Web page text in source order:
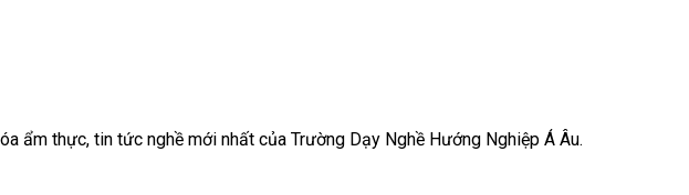
ẩm thực, tin tức nghề mới nhất của Trường Dạy Nghề Hướng Nghiệp Á Âu.